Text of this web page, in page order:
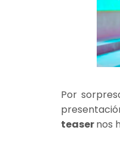
Por
teasernos